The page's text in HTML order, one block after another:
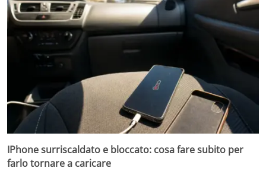
IPhone surriscaldato e bloccato: cosa fare subito per
farlo tornare a caricare